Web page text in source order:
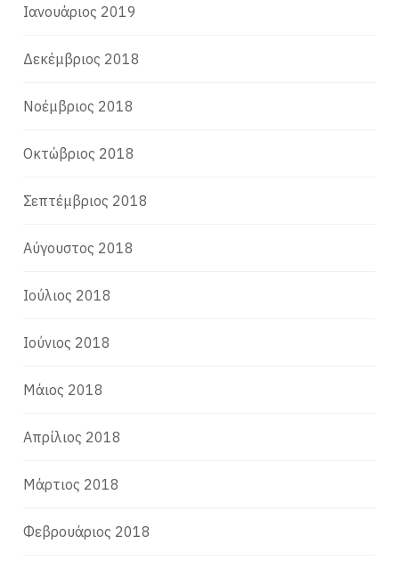
Ιανουάριος 2019
Δεκέμβριος 2018
Νοέμβριος 2018
Οκτώβριος 2018
Σεπτέμβριος 2018
Αύγουστος 2018
Ιούλιος 2018
Ιούνιος 2018
Μάιος 2018
Απρίλιος 2018
Μάρτιος 2018
Φεβρουάριος 2018